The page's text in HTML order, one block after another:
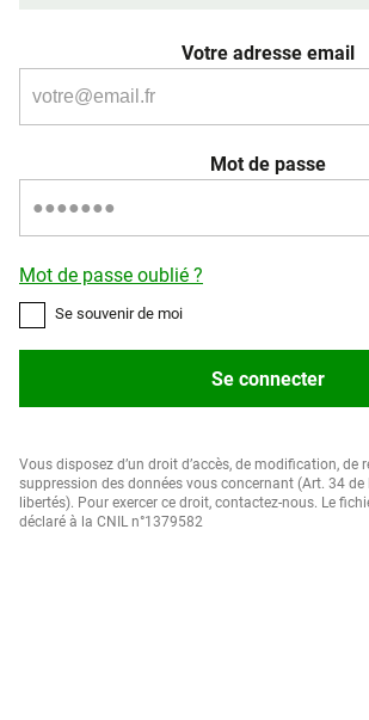
Votre adresse email
Mot de passe
Mot de passe oublié ?
Se souvenir de moi
Se connecter
Vous disposez d’un droit d’accès, de modification, de
suppression des données vous concernant (Art. 34
libertés). Pour exercer ce droit, contactez-nous. Le
déclaré à la CNIL n°1379582